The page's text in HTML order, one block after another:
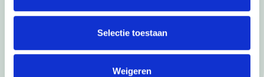
Selectie toestaan
Weigeren
Columns van de burgemeester